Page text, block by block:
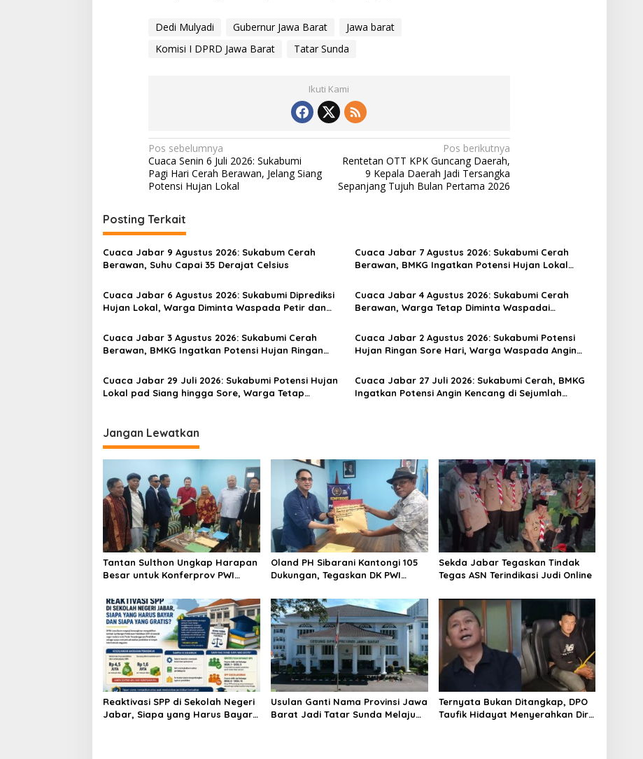
Dedi Mulyadi Gubernur Jawa Barat
Jawa barat
Komisi I DPRD Jawa Barat
Tatar Sunda
Ikuti Kami
N
a
v
i
g
a
s
i
p
s
Pos sebelumnya
Cuaca Senin 6 Juli 2026: Sukabumi
Pagi Hari Cerah Berawan, Jelang Siang
Potensi Hujan Lokal
Pos berikutnya
Rentetan OTT KPK Guncang Daerah,
9 Kepala Daerah Jadi Tersangka
Sepanjang Tujuh Bulan Pertama 2026
Posting Terkait
Cuaca Jabar 9 Agustus 2026: Sukabum Cerah
Berawan, Suhu Capai 35 Derajat Celsius
Cuaca Jabar 7 Agustus 2026: Sukabumi Cerah
Berawan, BMKG Ingatkan Potensi Hujan Lokal
Cuaca Jabar 6 Agustus 2026: Sukabumi Diprediksi
Hujan Lokal, Warga Diminta Waspada Petir dan
Cuaca Jabar 4 Agustus 2026: Sukabumi Cerah
Berawan, Warga Tetap Diminta Waspadai
Cuaca Jabar 3 Agustus 2026: Sukabumi Cerah
Berawan, BMKG Ingatkan Potensi Hujan Ringan
Cuaca Jabar 2 Agustus 2026: Sukabumi Potensi
Hujan Ringan Sore Hari, Warga Waspada Angin
Cuaca Jabar 29 Juli 2026: Sukabumi Potensi Hujan
Lokal pad Siang hingga Sore, Warga Tetap
Cuaca Jabar 27 Juli 2026: Sukabumi Cerah, BMKG
Ingatkan Potensi Angin Kencang di Sejumlah
Jangan Lewatkan
Tantan Sulthon Ungkap Harapan
Besar untuk Konferprov PWI
Oland PH Sibarani Kantongi 105
Dukungan, Tegaskan DK PWI
dan Marwah Organisasi
Sekda Jabar Tegaskan Tindak
Tegas ASN Terindikasi Judi Online
Reaktivasi SPP di Sekolah Negeri
Jabar, Siapa yang Harus Bayar
Usulan Ganti Nama Provinsi Jawa
Barat Jadi Tatar Sunda Melaju
Ternyata Bukan Ditangkap, DPO
Taufik Hidayat Menyerahkan Diri